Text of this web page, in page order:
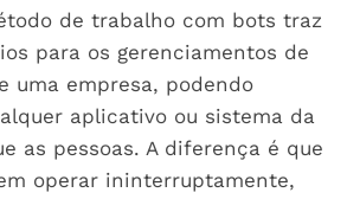
de trabalho com bots traz
para os gerenciamentos de
uma empresa, podendo
aplicativo ou sistema da
as pessoas. A diferença é que
operar ininterruptamente,